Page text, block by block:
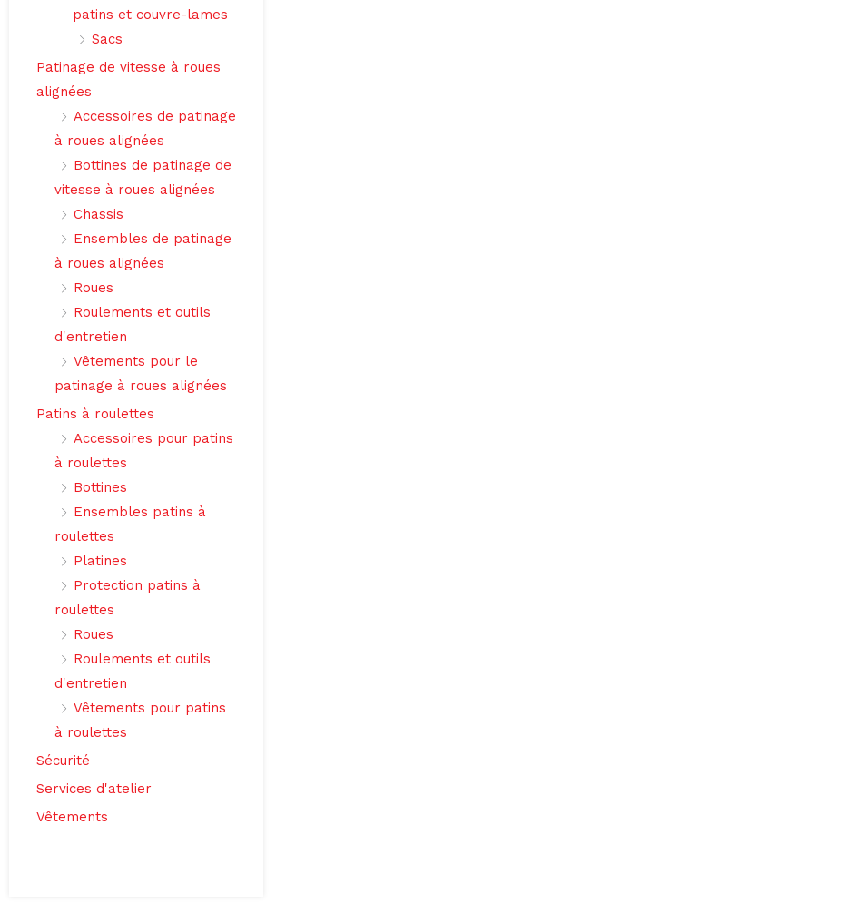
patins et couvre-lames
Sacs
Patinage de vitesse à roues
alignées
Accessoires de patinage
à roues alignées
Bottines de patinage de
vitesse à roues alignées
Chassis
Ensembles de patinage
à roues alignées
Roues
Roulements et outils
d'entretien
Vêtements pour le
patinage à roues alignées
Patins à roulettes
Accessoires pour patins
à roulettes
Bottines
Ensembles patins à
roulettes
Platines
Protection patins à
roulettes
Roues
Roulements et outils
d'entretien
Vêtements pour patins
à roulettes
Sécurité
Services d'atelier
Vêtements